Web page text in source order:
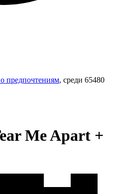
предпочтениям, среди 65480
Me Apart +